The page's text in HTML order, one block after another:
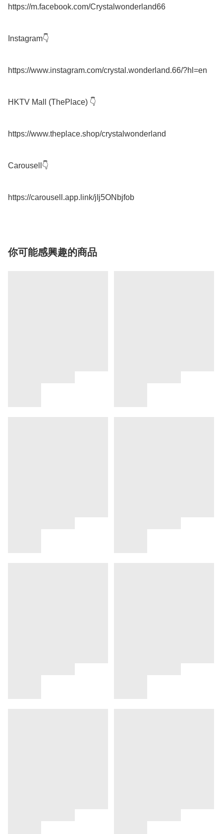
https://m.facebook.com/Crystalwonderland66
Instagram👇
https://www.instagram.com/crystal.wonderland.66/?hl=en
HKTV Mall (ThePlace) 👇
https://www.theplace.shop/crystalwonderland
Carousell👇
你可能感興趣的商品